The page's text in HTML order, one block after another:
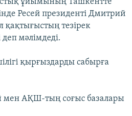
Ресей президенті Дмитрий
қақтығыстың тезірек
мәлімдеді.
қырғыздарды сабырға
мен АҚШ-тың соғыс базалары